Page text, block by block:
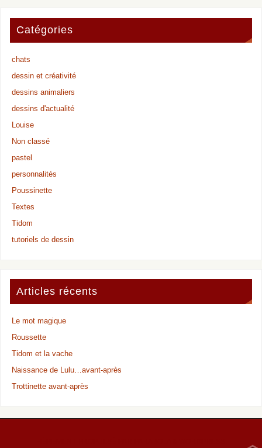
Catégories
chats
dessin et créativité
dessins animaliers
dessins d'actualité
Louise
Non classé
pastel
personnalités
Poussinette
Textes
Tidom
tutoriels de dessin
Articles récents
Le mot magique
Roussette
Tidom et la vache
Naissance de Lulu…avant-après
Trottinette avant-après